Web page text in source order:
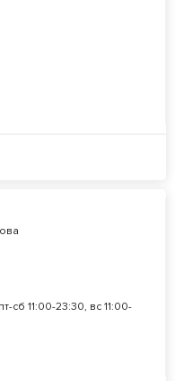
сб 11:00-23:30, вс 11:00-